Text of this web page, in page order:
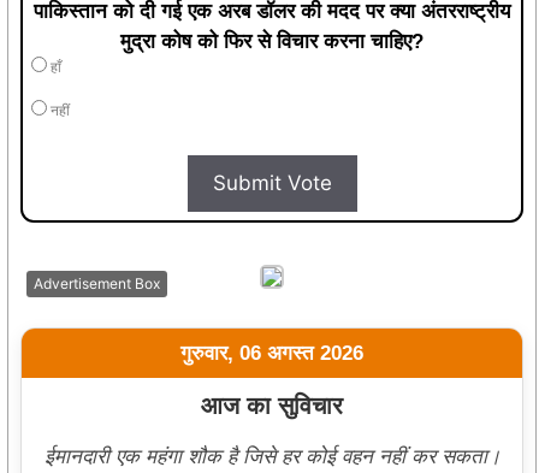
पाकिस्तान को दी गई एक अरब डॉलर की मदद पर क्या अंतरराष्ट्रीय
मुद्रा कोष को फिर से विचार करना चाहिए?
हाँ
नहीं
Submit Vote
Advertisement Box
गुरुवार, 06 अगस्त 2026
आज का सुविचार
ईमानदारी एक महंगा शौक है जिसे हर कोई वहन नहीं कर सकता।